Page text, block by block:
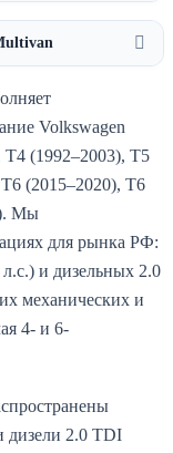
Volkswagen
(1992–2003), T5
(2015–2020), T6
Мы
для рынка РФ:
и дизельных 2.0
механических и
4- и 6-
дизели 2.0 TDI